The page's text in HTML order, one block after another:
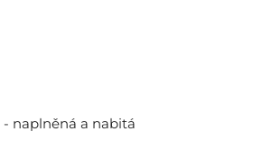
naplněná a nabitá